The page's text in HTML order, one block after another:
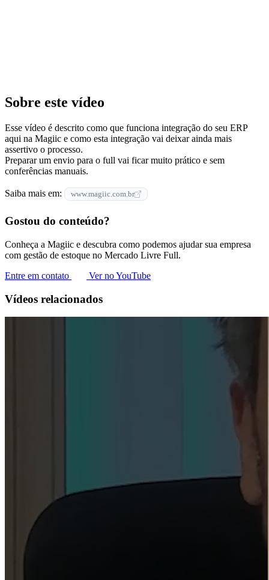
Sobre este vídeo
Esse vídeo é descrito como que funciona integração do seu ERP
aqui na Magiic e como esta integração vai deixar ainda mais
assertivo o processo.
Preparar um envio para o full vai ficar muito prático e sem
conferências manuais.
Saiba mais em: www.magiic.com.br
Gostou do conteúdo?
Conheça a Magiic e descubra como podemos ajudar sua empresa
com gestão de estoque no Mercado Livre Full.
Entre em contato
Ver no YouTube
Vídeos relacionados